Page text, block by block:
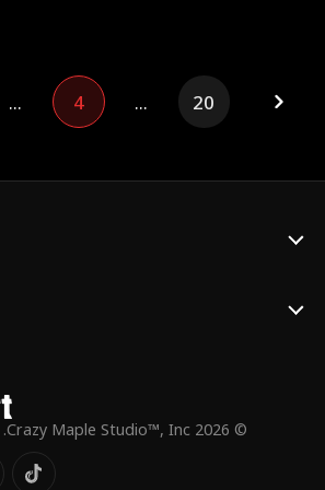
الشهرة العالمية كمغنية. ومع ذلك، عندما تقرر
مغادرة الصناعة، يخونها ديفيد - متراجعًا عن وعده
بدفع تكاليف علاج جاكوب ويستخدم مسيرتها
جاحد وطماع ليبقي إلسا تحت سيطرته.
... 4 ... 20
© 2026 Crazy Maple Studio™, Inc. جميع الحقوق محفوظة.